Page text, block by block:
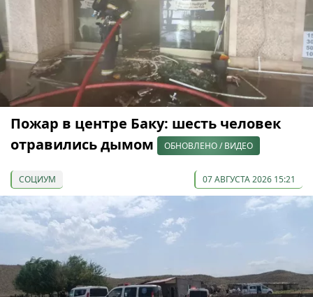
Пожар в центре Баку: шесть человек
отравились дымом
ОБНОВЛЕНО / ВИДЕО
СОЦИУМ 07 АВГУСТА 2026 15:21